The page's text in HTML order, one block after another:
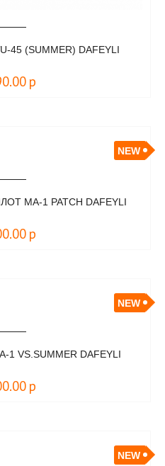
45 (SUMMER) DAFEYLI
р
NEW
MA-1 PATCH DAFEYLI
р
NEW
VS.SUMMER DAFEYLI
р
NEW